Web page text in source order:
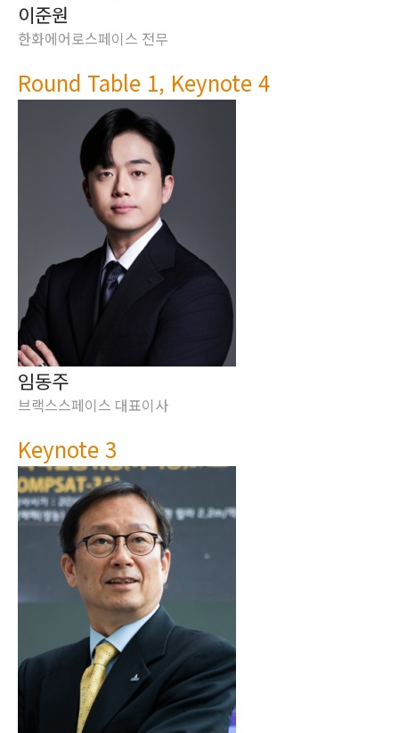
이준원
한화에어로스페이스 전무
Round Table 1, Keynote 4
임동주
브랙스스페이스 대표이사
Keynote 3